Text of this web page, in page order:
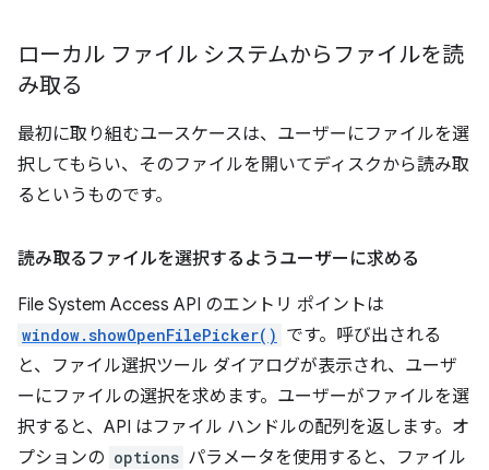
ローカル ファイル システムからファイルを読
み取る
最初に取り組むユースケースは、ユーザーにファイルを選
択してもらい、そのファイルを開いてディスクから読み取
るというものです。
読み取るファイルを選択するようユーザーに求める
File System Access API のエントリ ポイントは
window.showOpenFilePicker() です。呼び出される
と、ファイル選択ツール ダイアログが表示され、ユーザ
ーにファイルの選択を求めます。ユーザーがファイルを選
択すると、API はファイル ハンドルの配列を返します。オ
プションの options パラメータを使用すると、ファイル